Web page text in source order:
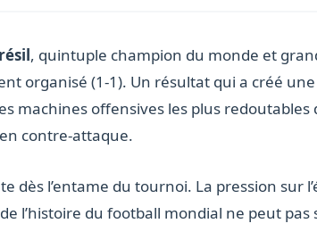
, quintuple champion du monde et
organisé (1-1). Un résultat qui a créé
machines offensives les plus
contre-attaque.
dès l’entame du tournoi. La pression sur
l’histoire du football mondial ne peut